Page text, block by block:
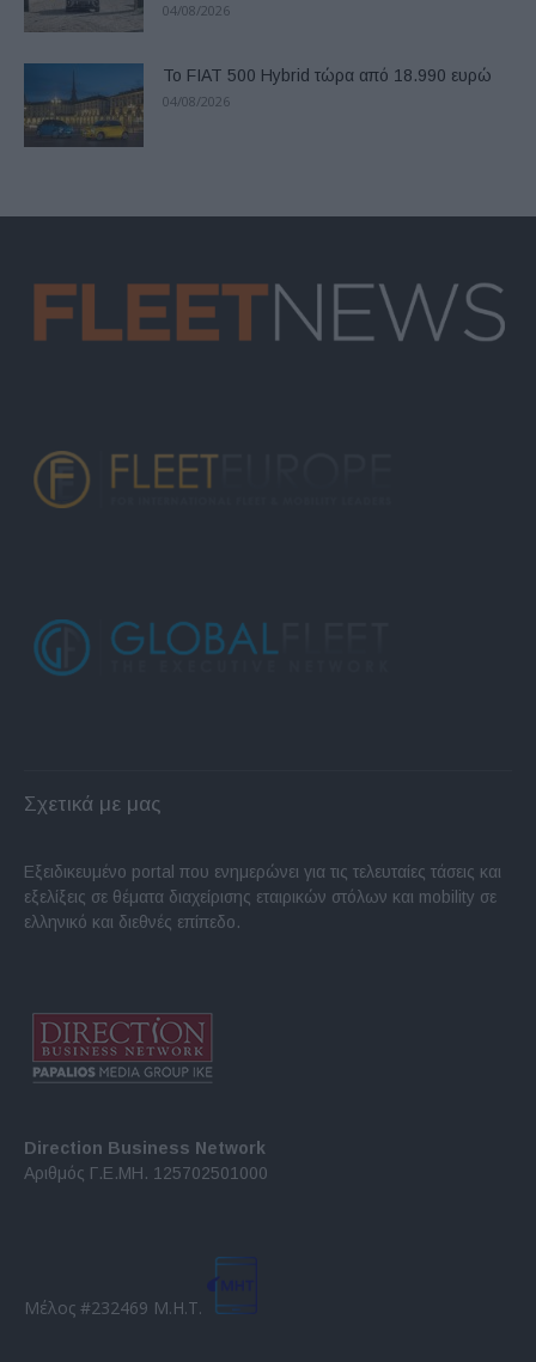
04/08/2026
Το FIAT 500 Hybrid τώρα από 18.990 ευρώ
04/08/2026
Σχετικά με μας
Εξειδικευμένο portal που ενημερώνει για τις τελευταίες τάσεις και
εξελίξεις σε θέματα διαχείρισης εταιρικών στόλων και mobility σε
ελληνικό και διεθνές επίπεδο.
Direction Business Network
Αριθμός Γ.Ε.ΜΗ. 125702501000
Μέλος #232469 Μ.Η.Τ.